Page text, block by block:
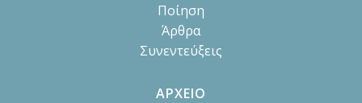
Ποίηση
Άρθρα
Συνεντεύξεις
ΑΡΧΕΙΟ